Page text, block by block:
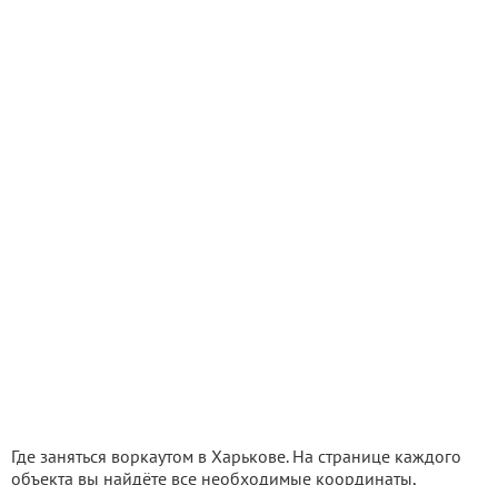
Где заняться воркаутом в Харькове. На странице каждого
объекта вы найдёте все необходимые координаты,